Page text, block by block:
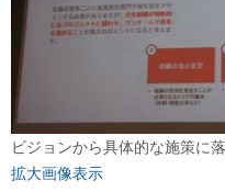
ビジョンから具体的な施策に
拡大画像表示